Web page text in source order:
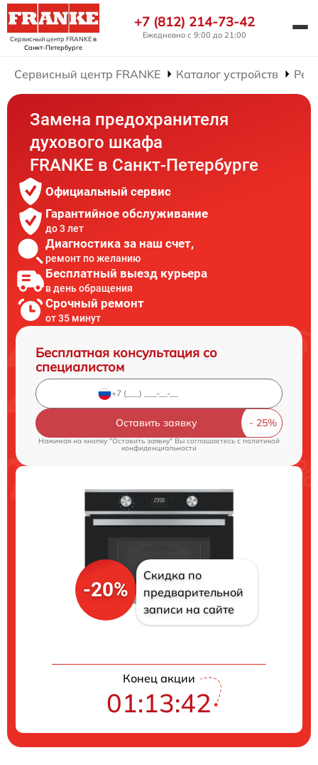
Сервисный центр FRANKEв
Санкт-Петербурге
+7 (812) 214-73-42
Ежедневно с 9:00 до 21:00
Сервисный центр FRANKE Каталог устройств
Замена предохранителя
духового шкафа
FRANKE в Санкт-Петербурге
Официальный сервис
Гарантийное обслуживание
до 3 лет
Диагностика за наш счет,
ремонт по желанию
Бесплатный выезд курьера
в день обращения
Срочный ремонт
от 35 минут
Бесплатная консультация со
специалистом
Оставить заявку
Нажимая на кнопку "Оставить заявку" Вы соглашаетесь cполитикой
конфиденциальности
-20%
Скидка по
предварительной
записи на сайте
Конец акции
01:13:41